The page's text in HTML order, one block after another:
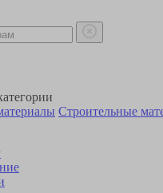
Строительные